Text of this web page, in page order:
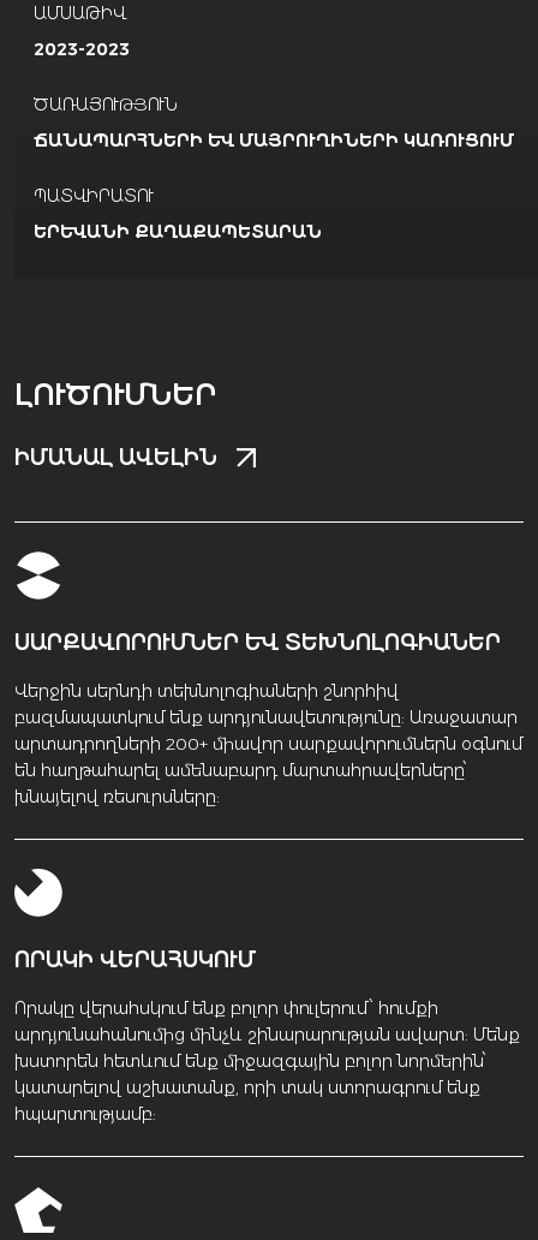
ԱՄՍԱԹԻՎ
2023-2023
ԾԱՌԱՅՈՒԹՅՈՒՆ
ՃԱՆԱՊԱՐՀՆԵՐԻ ԵՒ ՄԱՅՐՈՒՂԻՆԵՐԻ ԿԱՌՈՒՑՈՒՄ
ՊԱՏՎԻՐԱՏՈՒ
ԵՐԵՒԱՆԻ ՔԱՂԱՔԱՊԵՏԱՐԱՆ
ԼՈՒԾՈՒՄՆԵՐ
ԻՄԱՆԱԼ ԱՎԵԼԻՆ
ՍԱՐՔԱՎՈՐՈՒՄՆԵՐ ԵՎ ՏԵԽՆՈԼՈԳԻԱՆԵՐ
Վերջին սերնդի տեխնոլոգիաների շնորհիվ
բազմապատկում ենք արդյունավետությունը: Առաջատար
արտադրողների 200+ միավոր սարքավորումներն օգնում
են հաղթահարել ամենաբարդ մարտահրավերները՝
խնայելով ռեսուրսները:
ՈՐԱԿԻ ՎԵՐԱՀՍԿՈՒՄ
Որակը վերահսկում ենք բոլոր փուլերում՝ հումքի
արդյունահանումից մինչև շինարարության ավարտ: Մենք
խստորեն հետևում ենք միջազգային բոլոր նորմերին՝
կատարելով աշխատանք, որի տակ ստորագրում ենք
հպարտությամբ: